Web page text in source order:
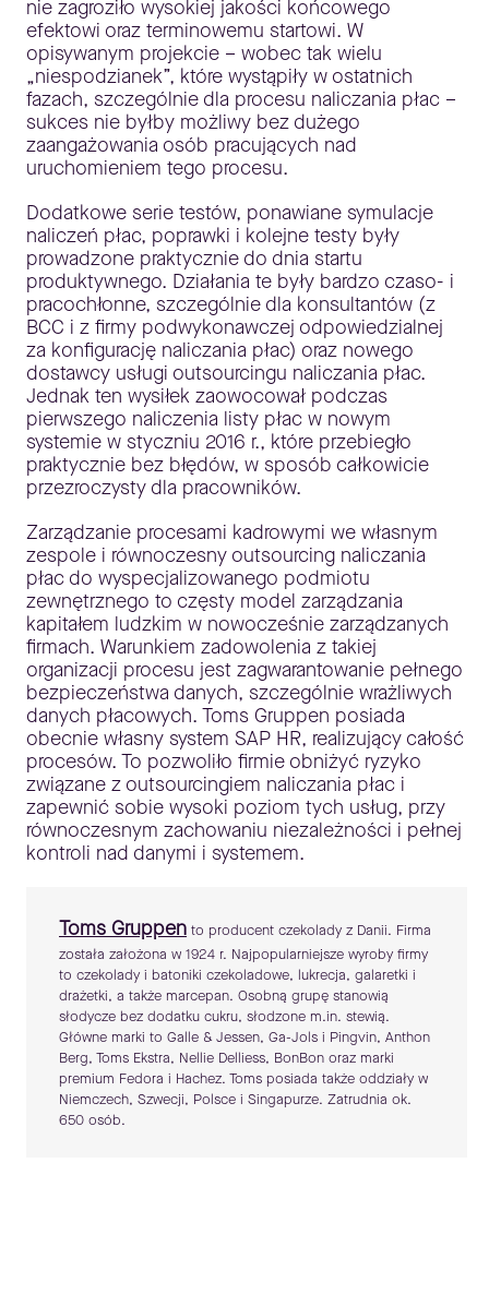
nie zagroziło wysokiej jakości końcowego
efektowi oraz terminowemu startowi. W
opisywanym projekcie – wobec tak wielu
„niespodzianek”, które wystąpiły w ostatnich
fazach, szczególnie dla procesu naliczania płac –
sukces nie byłby możliwy bez dużego
zaangażowania osób pracujących nad
uruchomieniem tego procesu.
Dodatkowe serie testów, ponawiane symulacje
naliczeń płac, poprawki i kolejne testy były
prowadzone praktycznie do dnia startu
produktywnego. Działania te były bardzo czaso- i
pracochłonne, szczególnie dla konsultantów (z
BCC i z firmy podwykonawczej odpowiedzialnej
za konfigurację naliczania płac) oraz nowego
dostawcy usługi outsourcingu naliczania płac.
Jednak ten wysiłek zaowocował podczas
pierwszego naliczenia listy płac w nowym
systemie w styczniu 2016 r., które przebiegło
praktycznie bez błędów, w sposób całkowicie
przezroczysty dla pracowników.
Zarządzanie procesami kadrowymi we własnym
zespole i równoczesny outsourcing naliczania
płac do wyspecjalizowanego podmiotu
zewnętrznego to częsty model zarządzania
kapitałem ludzkim w nowocześnie zarządzanych
firmach. Warunkiem zadowolenia z takiej
organizacji procesu jest zagwarantowanie pełnego
bezpieczeństwa danych, szczególnie wrażliwych
danych płacowych. Toms Gruppen posiada
obecnie własny system SAP HR, realizujący całość
procesów. To pozwoliło firmie obniżyć ryzyko
związane z outsourcingiem naliczania płac i
zapewnić sobie wysoki poziom tych usług, przy
równoczesnym zachowaniu niezależności i pełnej
kontroli nad danymi i systemem.
Toms Gruppen to producent czekolady z Danii. Firma
została założona w 1924 r. Najpopularniejsze wyroby firmy
to czekolady i batoniki czekoladowe, lukrecja, galaretki i
drażetki, a także marcepan. Osobną grupę stanowią
słodycze bez dodatku cukru, słodzone m.in. stewią.
Główne marki to Galle & Jessen, Ga-Jols i Pingvin, Anthon
Berg, Toms Ekstra, Nellie Delliess, BonBon oraz marki
premium Fedora i Hachez. Toms posiada także oddziały w
Niemczech, Szwecji, Polsce i Singapurze. Zatrudnia ok.
650 osób.